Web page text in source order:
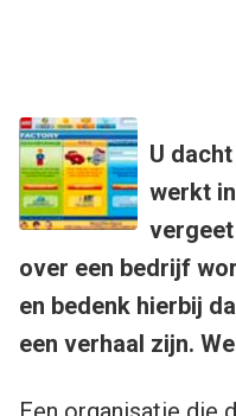
U
werkt
over een bedrijf
en bedenk hierbij
een verhaal zijn.